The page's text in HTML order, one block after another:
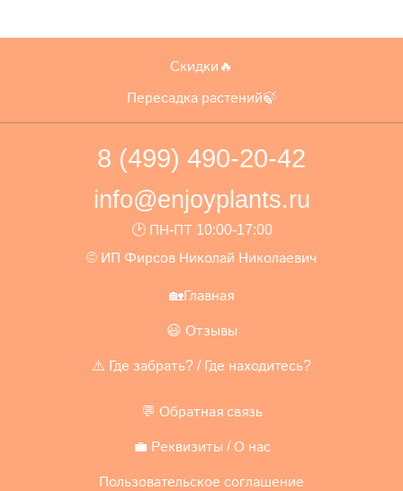
Скидки🔥
Пересадка растений🍃
8 (499) 490-20-42
info@enjoyplants.ru
🕑 ПН-ПТ 10:00-17:00
© ИП Фирсов Николай Николаевич
🏡Главная
😃 Отзывы
⚠️ Где забрать? / Где находитесь?
💬 Обратная связь
💼 Реквизиты / О нас
Пользовательское соглашение